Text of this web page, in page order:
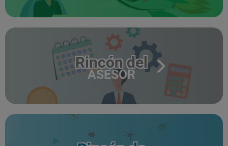
Rincón del
ASESOR